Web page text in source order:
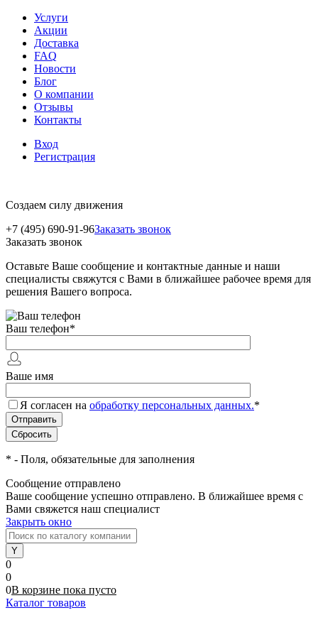
Услуги
Акции
Доставка
FAQ
Новости
Блог
О компании
Отзывы
Контакты
Вход
Регистрация
Создаем силу движения
+7 (495) 690-91-96Заказать звонок
Заказать звонок
Оставьте Ваше сообщение и контактные данные и наши
специалисты свяжутся с Вами в ближайшее рабочее время для
решения Вашего вопроса.
Ваш телефон*
Ваше имя
Я согласен на обработку персональных данных.*
* - Поля, обязательные для заполнения
Сообщение отправлено
Ваше сообщение успешно отправлено. В ближайшее время с
Вами свяжется наш специалист
Закрыть окно
0
0
0В корзине пока пусто
Каталог товаров